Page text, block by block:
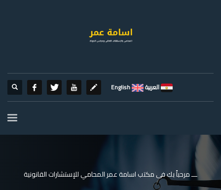
العربية English
ـــ مرحباً بك فى مكتب اسامة عمر المحامي للإستشارات القانونية